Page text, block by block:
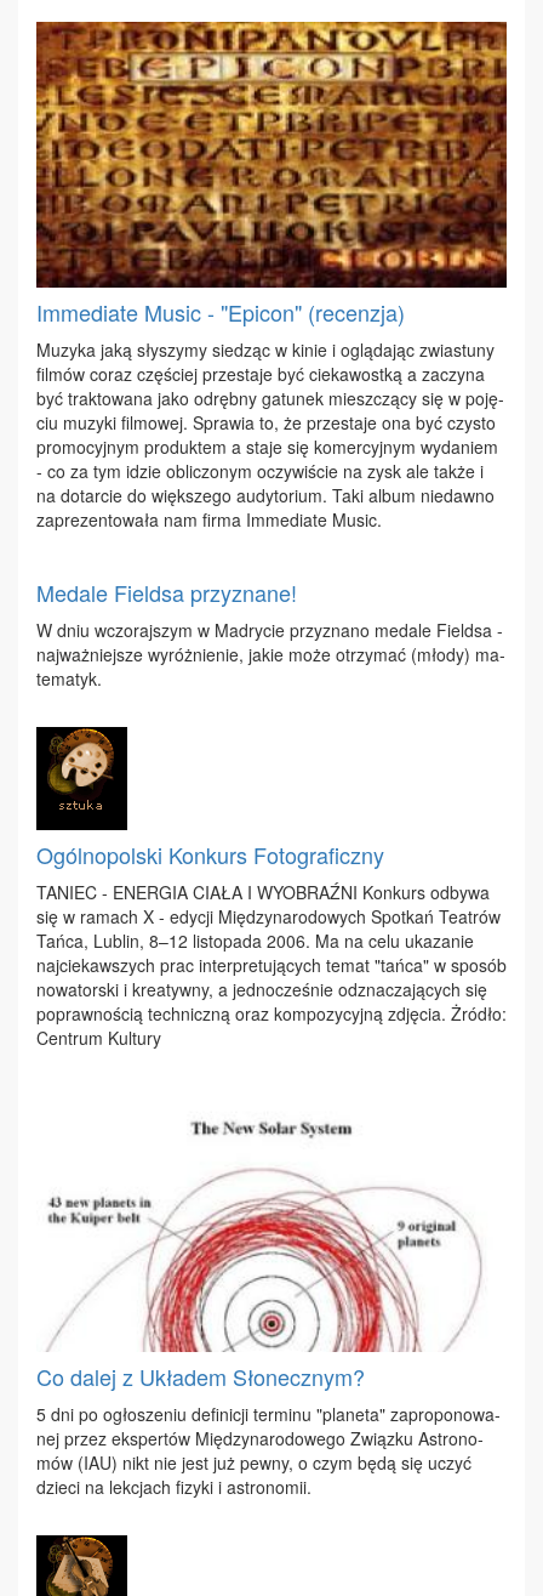
Immediate Music - "Epicon" (recenzja)
Mu­zy­ka ja­ką sły­szy­my sie­dząc w ki­nie i oglą­da­jąc zwia­stu­ny
fil­mów co­raz czę­ściej prze­sta­je być cie­ka­wost­ką a za­czy­na
być trak­to­wa­na ja­ko od­ręb­ny ga­tu­nek miesz­czą­cy się w po­ję­
ciu mu­zy­ki fil­mo­wej. Spra­wia to, że prze­sta­je ona być czy­sto
pro­mo­cyj­nym pro­duk­tem a sta­je się ko­mer­cyj­nym wy­da­niem
- co za tym idzie ob­li­czo­nym oczy­wi­ście na zysk ale tak­że i
na do­tar­cie do więk­sze­go au­dy­to­rium. Ta­ki al­bum nie­daw­no
za­pre­zen­to­wa­ła nam fir­ma Im­me­dia­te Mu­sic.
Medale Fieldsa przyznane!
W dniu wczo­raj­szym w Ma­dry­cie przy­zna­no me­da­le Field­sa -
naj­waż­niej­sze wy­róż­nie­nie, ja­kie mo­że otrzy­mać (mło­dy) ma­
te­ma­tyk.
Ogólnopolski Konkurs Fotograficzny
TA­NIEC - ENER­GIA CIA­ŁA I WY­OBRAŹ­NI Kon­kurs od­by­wa
się w ra­mach X - edy­cji Mię­dzy­na­ro­do­wych Spo­tkań Te­atrów
Tań­ca, Lu­blin, 8–12 li­sto­pa­da 2006. Ma na ce­lu uka­za­nie
naj­cie­kaw­szych prac in­ter­pre­tu­ją­cych te­mat "tań­ca" w spo­sób
no­wa­tor­ski i kre­atyw­ny, a jed­no­cze­śnie od­zna­cza­ją­cych się
po­praw­no­ścią tech­nicz­ną oraz kom­po­zy­cyj­ną zdję­cia. Żró­dło:
Cen­trum Kul­tu­ry
Co dalej z Układem Słonecznym?
5 dni po ogło­sze­niu de­fi­ni­cji ter­mi­nu "pla­ne­ta" za­pro­po­no­wa­
nej przez eks­per­tów Mię­dzy­na­ro­do­we­go Związ­ku Astro­no­
mów (IAU) nikt nie jest już pew­ny, o czym bę­dą się uczyć
dzie­ci na lek­cjach fi­zy­ki i astro­no­mii.